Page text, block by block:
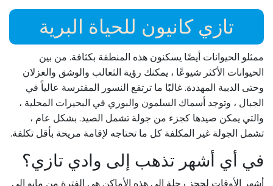
تازي كانيون للحياة البرية
ممثلو الحيوانات أيضًا يسكنون هذه المنطقة بكثافة. من بين
الحيوانات الأكثر شيوعًا ، يمكنك رؤية الثعالب والوشق والغزلان
وحتى الدببة المهددة. غالبًا ما ترتفع النسور المفترسة عالياً في
الجبال ، وتوجد أسماك السلمون والبوري في البحيرات المحلية ،
والتي يمكن صيدها كجزء من جولة تشمل الصيد. بشكل عام ،
تشمل الجولة غير المكلفة كل ما تحتاجه لإقامة مريحة بأقل تكلفة.
في أي أشهر تذهب إلى وادي تازي؟